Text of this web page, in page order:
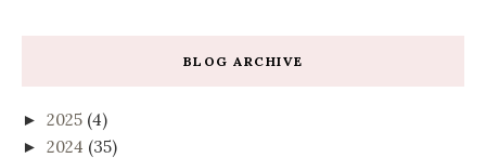
BLOG ARCHIVE
► 2025 (4)
► 2024 (35)